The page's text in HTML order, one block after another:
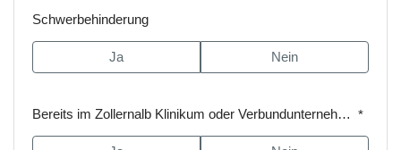
Schwerbehinderung
Ja Nein
Bereits im Zollernalb Klinikum oder Verbundunternehmen beschäftigt